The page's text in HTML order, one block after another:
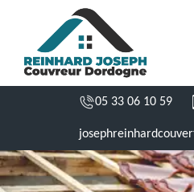
05 33 06 10 59